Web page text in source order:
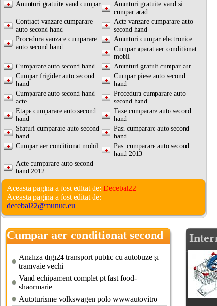
Anunturi gratuite vand cumpar
Anunturi gratuite vand si
cumpar arad
Contract vanzare cumparare
auto second hand
Acte vanzare cumparare auto
second hand
Procedura vanzare cumparare
auto second hand
Anunturi cumpar electronice
Cumpar aparat aer conditionat
mobil
Cumparare auto second hand
Anunturi gratuit cumpar aur
Cumpar frigider auto second
hand
Cumpar piese auto second
hand
Cumparare auto second hand
acte
Procedura cumparare auto
second hand
Etape cumparare auto second
hand
Taxe cumparare auto second
hand
Sfaturi cumparare auto second
hand
Pasi cumparare auto second
hand
Cumpar aer conditionat mobil
Pasi cumparare auto second
hand 2013
Acte cumparare auto second
hand 2012
Aceasta pagina a fost editat de: Decebal22
Aceasta pagina a fost editat de:
decebal22@munuc.eu
Cumpar aer conditionat second
hand
Analiză digi24 transport public cu autobuze şi
tramvaie vechi
Vand echipament complet pt fast food-
shaormarie
Autoturisme volkswagen polo wwwautovitro